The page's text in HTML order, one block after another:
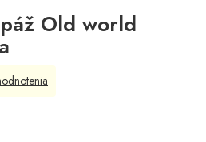
Old world